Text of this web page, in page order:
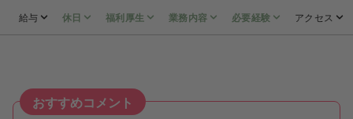
給与 休日 福利厚生 業務内容 必要経験 アクセス
おすすめコメント